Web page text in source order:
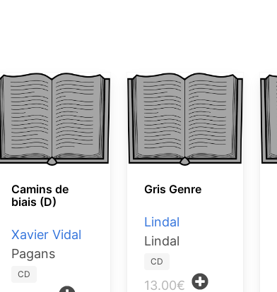
Camins de
biais (D)
Xavier Vidal
Pagans
CD
Gris Genre
Lindal
Lindal
CD
13.00€